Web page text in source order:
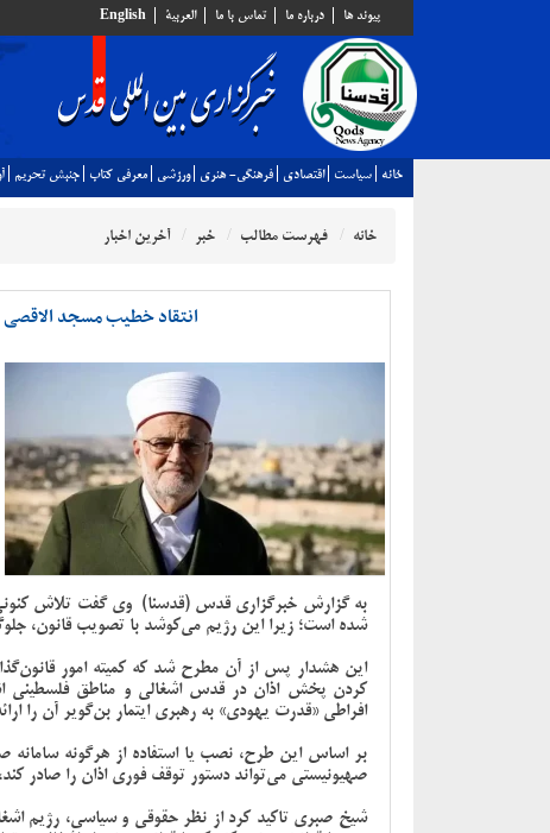
پيوند ها درباره ما تماس با ما العربية English
خانه سياست اقتصادي فرهنگي- هنري ورزشي معرفي كتاب جنبش تحريم
خانه فهرست مطالب خبر آخرین اخبار
انتقاد خطیب مسجد
به گزارش خبرگزاری قدس (قدسنا) وی گفت تلاش
شده است؛ زیرا این رژیم می‌کوشد با تصویب قانون،
این هشدار پس از آن مطرح شد که کمیته امور
افراطی «قدرت یهودی» به رهبری ایتمار بن‌گویر آن را
بر اساس این طرح، نصب یا استفاده از هرگونه
صهیونیستی می‌تواند دستور توقف فوری اذان را صادر
شیخ صبری تاکید کرد از نظر حقوقی و سیاسی، رژیم